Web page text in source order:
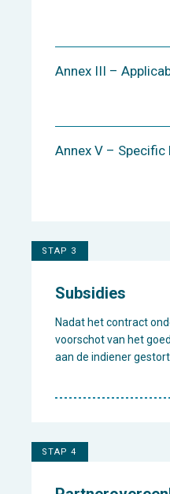
Annex III –
Annex V – Specific
STAP 3
Subsidies
Nadat het contract
voorschot van het
aan de indiener gestort.
STAP 4